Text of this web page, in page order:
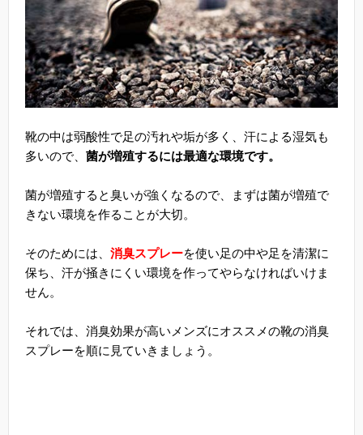
靴の中は弱酸性で足の汚れや垢が多く、汗による湿気も
多いので、 菌が増殖するには最適な環境です。
菌が増殖すると臭いが強くなるので、まずは菌が増殖で
きない環境を作ることが大切。
そのためには、 消臭スプレーを使い足の中や足を清潔に
保ち、汗が掻きにくい環境を作ってやらなければいけま
せん。
それでは、消臭効果が高いメンズにオススメの靴の消臭
スプレーを順に見ていきましょう。